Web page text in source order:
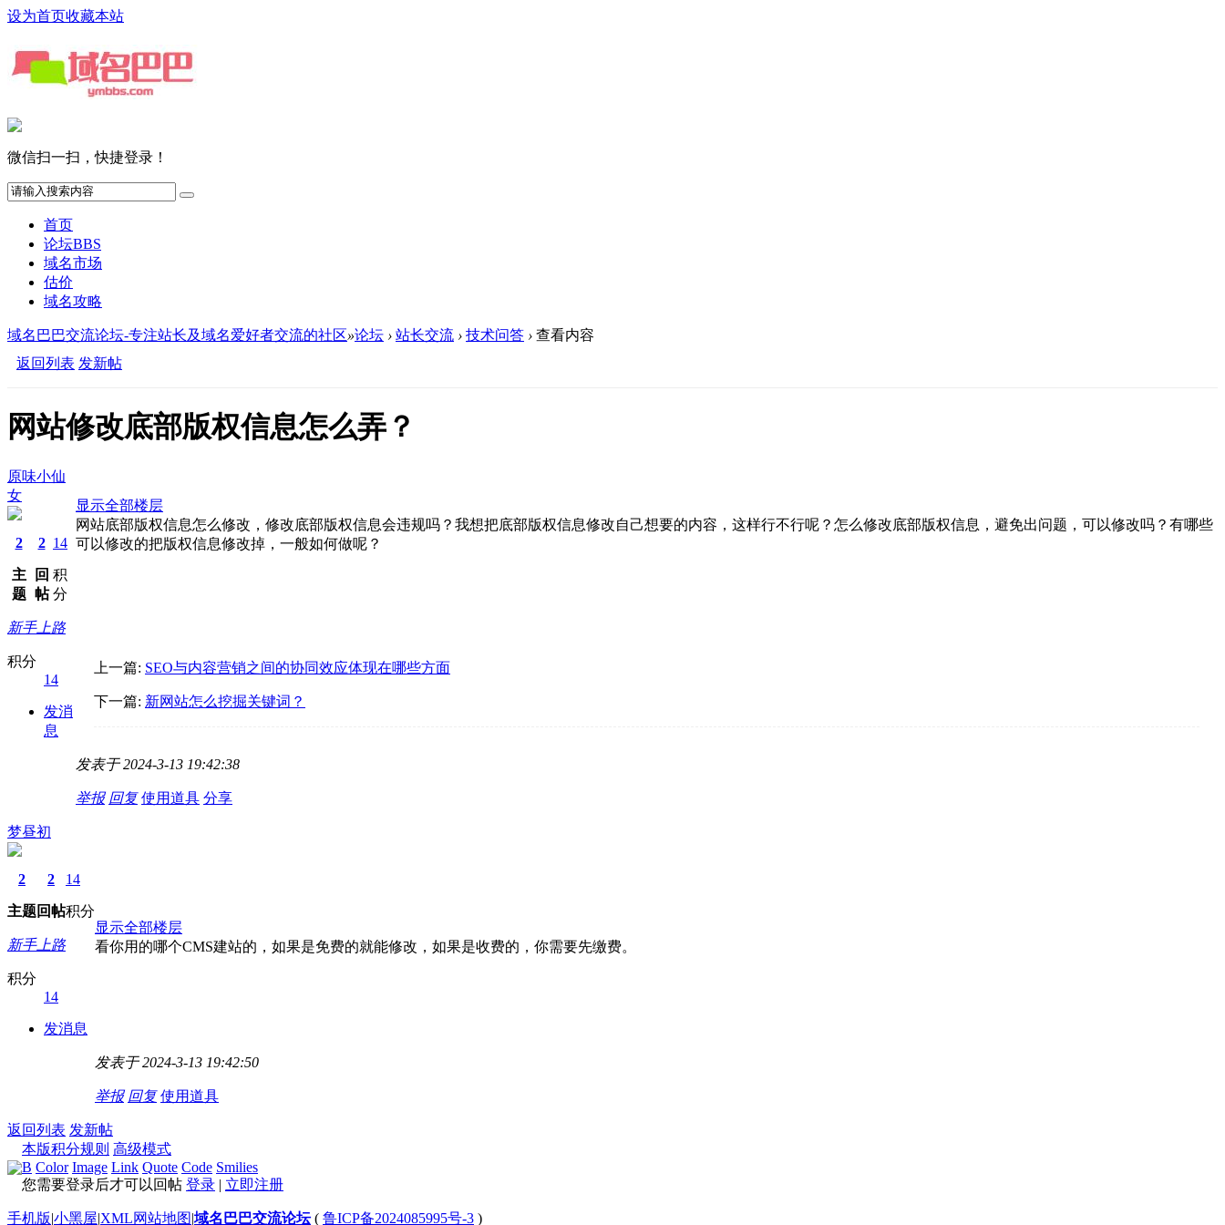
设为首页收藏本站
微信扫一扫，快捷登录！
首页
论坛BBS
域名市场
估价
域名攻略
域名巴巴交流论坛-专注站长及域名爱好者交流的社区»论坛 › 站长交流 › 技术问答 › 查看内容
返回列表 发新帖
网站修改底部版权信息怎么弄？
原味小仙
女
2
主
题
2
回
帖
14
积
分
新手上路
积分
14
发消
息
显示全部楼层
网站底部版权信息怎么修改，修改底部版权信息会违规吗？我想把底部版权信息修改自己想要的内容，这样行不行呢？怎么修改底部版权信息，避免出问题，可以修改吗？有哪些
可以修改的把版权信息修改掉，一般如何做呢？
上一篇: SEO与内容营销之间的协同效应体现在哪些方面
下一篇: 新网站怎么挖掘关键词？
发表于 2024-3-13 19:42:38
举报 回复 使用道具 分享
梦昼初
2
主题
2
回帖
14
积分
新手上路
积分
14
发消息
显示全部楼层
看你用的哪个CMS建站的，如果是免费的就能修改，如果是收费的，你需要先缴费。
发表于 2024-3-13 19:42:50
举报 回复 使用道具
返回列表 发新帖
本版积分规则 高级模式
B Color Image Link Quote Code Smilies
您需要登录后才可以回帖 登录 | 立即注册
手机版|小黑屋|XML网站地图|域名巴巴交流论坛( 鲁ICP备2024085995号-3 )